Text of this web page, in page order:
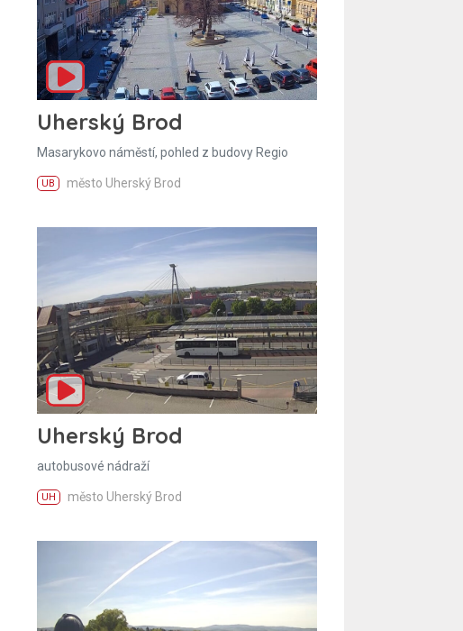
Uherský Brod
Masarykovo náměstí, pohled z budovy Regio
UB město Uherský Brod
Uherský Brod
autobusové nádraží
UH město Uherský Brod